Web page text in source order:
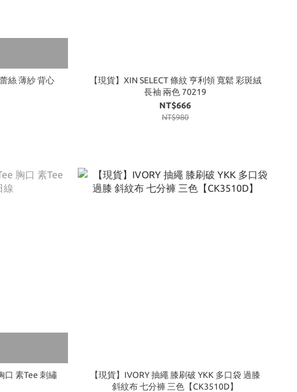
絲 薄紗 背心
【現貨】XIN SELECT 條紋 亨利領 寬鬆 彩斑絨
長袖 兩色 70219
NT$666
NT$980
口 素Tee 刺繡
【現貨】IVORY 抽繩 膝刷破 YKK 多口袋 過膝
斜紋布 七分褲 三色【CK3510D】